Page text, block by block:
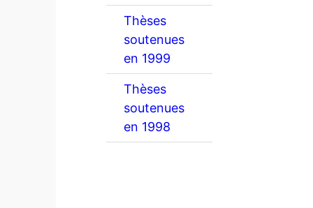
Thèses
soutenues
en 1999
Thèses
soutenues
en 1998